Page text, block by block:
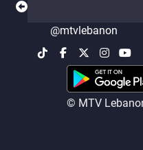
@mtvlebanon
© MTV